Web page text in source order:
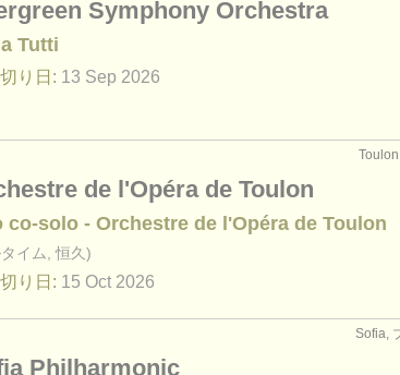
(44)
Symphony Orchestra
Tutti
り日: 13 Sep 2026
de l'Opéra de Toulon
co-solo - Orchestre de l'Opéra de Toulon
イム, 恒久)
り日: 15 Oct 2026
Sofia,
Philharmonic